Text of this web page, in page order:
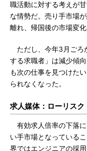
職活動に対する考えが
な情勢だ。売り手市場
離れ、帰国後の市場変化
ただし、今年3月ごろ
する求職者」は減少傾
も次の仕事を見つけた
られなくなった。
求人媒体：ローリス
有効求人倍率の下落
い手市場となっている
界ではエンジニアの採